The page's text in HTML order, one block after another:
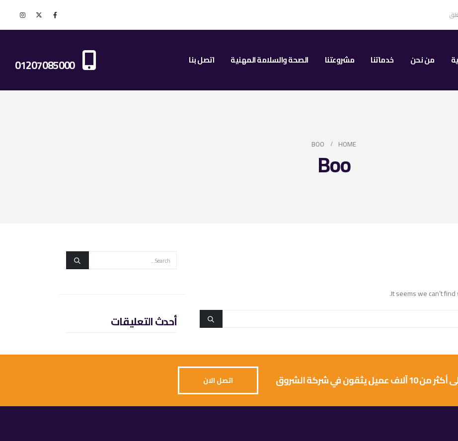
من نحن خدماتنا مشروعتنا الصحة والسلامة المهنية اتصل بنا 01207085000
HOME
BOO
Boo
It seems we can’t
أحدث التعليقات
عميل يثقون في شركة الشروق اتصل الان